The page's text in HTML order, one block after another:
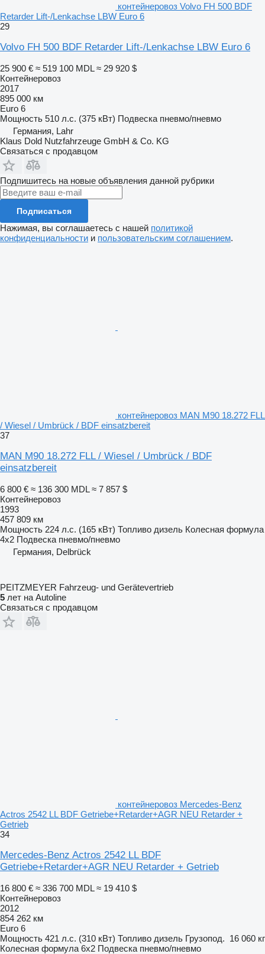
контейнеровоз Volvo FH 500 BDF
Retarder Lift-/Lenkachse LBW Euro 6
29
Volvo FH 500 BDF Retarder Lift-/Lenkachse LBW Euro 6
25 900 € ≈ 519 100 MDL ≈ 29 920 $
Контейнеровоз
2017
895 000 км
Euro 6
Мощность 510 л.с. (375 кВт) Подвеска пневмо/пневмо
Германия, Lahr
Klaus Dold Nutzfahrzeuge GmbH & Co. KG
Связаться с продавцом
Подпишитесь на новые объявления данной рубрики
Подписаться
Нажимая, вы соглашаетесь с нашей политикой
конфиденциальности и пользовательским соглашением.
контейнеровоз MAN M90 18.272 FLL
/ Wiesel / Umbrück / BDF einsatzbereit
37
MAN M90 18.272 FLL / Wiesel / Umbrück / BDF
einsatzbereit
6 800 € ≈ 136 300 MDL ≈ 7 857 $
Контейнеровоз
1993
457 809 км
Мощность 224 л.с. (165 кВт) Топливо дизель Колесная формула
4x2 Подвеска пневмо/пневмо
Германия, Delbrück
PEITZMEYER Fahrzeug- und Gerätevertrieb
5 лет на Autoline
Связаться с продавцом
контейнеровоз Mercedes-Benz
Actros 2542 LL BDF Getriebe+Retarder+AGR NEU Retarder +
Getrieb
34
Mercedes-Benz Actros 2542 LL BDF
Getriebe+Retarder+AGR NEU Retarder + Getrieb
16 800 € ≈ 336 700 MDL ≈ 19 410 $
Контейнеровоз
2012
854 262 км
Euro 6
Мощность 421 л.с. (310 кВт) Топливо дизель Грузопод. 16 060 кг
Колесная формула 6x2 Подвеска пневмо/пневмо